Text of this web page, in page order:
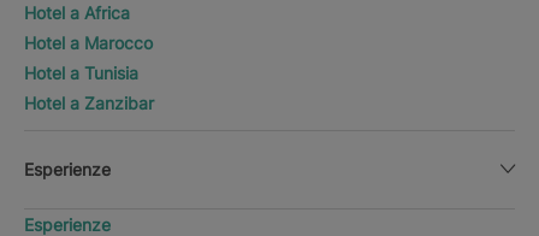
Hotel a Africa
Hotel a Marocco
Hotel a Tunisia
Hotel a Zanzibar
Esperienze
Esperienze